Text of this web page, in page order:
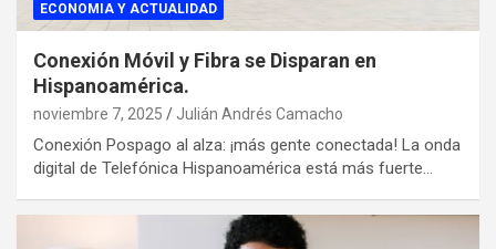
ECONOMIA Y ACTUALIDAD
Conexión Móvil y Fibra se Disparan en
Hispanoamérica.
noviembre 7, 2025 Julián Andrés Camacho
Conexión Pospago al alza: ¡más gente conectada! La onda
digital de Telefónica Hispanoamérica está más fuerte…